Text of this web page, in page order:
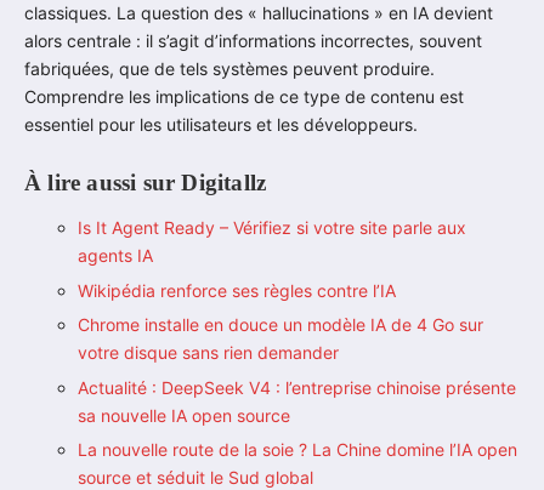
classiques. La question des « hallucinations » en IA devient
alors centrale : il s’agit d’informations incorrectes, souvent
fabriquées, que de tels systèmes peuvent produire.
Comprendre les implications de ce type de contenu est
essentiel pour les utilisateurs et les développeurs.
À lire aussi sur Digitallz
Is It Agent Ready – Vérifiez si votre site parle aux
agents IA
Wikipédia renforce ses règles contre l’IA
Chrome installe en douce un modèle IA de 4 Go sur
votre disque sans rien demander
Actualité : DeepSeek V4 : l’entreprise chinoise présente
sa nouvelle IA open source
La nouvelle route de la soie ? La Chine domine l’IA open
source et séduit le Sud global